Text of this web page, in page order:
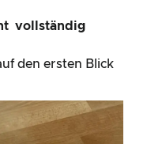
vollständig
den ersten Blick